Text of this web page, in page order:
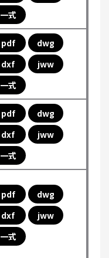
一式
pdf
dwg
dxf
jww
一式
pdf
dwg
dxf
jww
一式
pdf
dwg
dxf
jww
一式